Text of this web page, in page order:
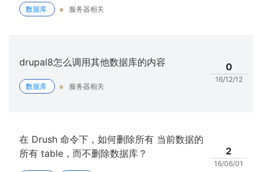
数据库 服务器相关
drupal8怎么调用其他数据库的内容
数据库 服务器相关
0
16/12/12
在 Drush 命令下，如何删除所有 当前数据的
所有 table，而不删除数据库？
2
16/06/01